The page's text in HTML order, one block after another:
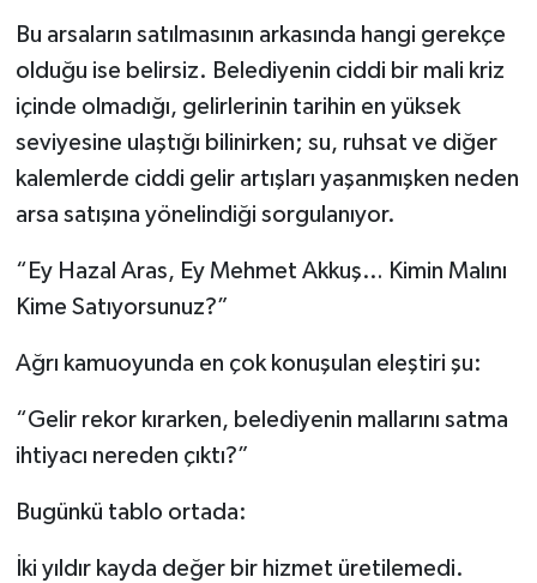
Bu arsaların satılmasının arkasında hangi gerekçe
olduğu ise belirsiz. Belediyenin ciddi bir mali kriz
içinde olmadığı, gelirlerinin tarihin en yüksek
seviyesine ulaştığı bilinirken; su, ruhsat ve diğer
kalemlerde ciddi gelir artışları yaşanmışken neden
arsa satışına yönelindiği sorgulanıyor.
“Ey Hazal Aras, Ey Mehmet Akkuş… Kimin Malını
Kime Satıyorsunuz?”
Ağrı kamuoyunda en çok konuşulan eleştiri şu:
“Gelir rekor kırarken, belediyenin mallarını satma
ihtiyacı nereden çıktı?”
Bugünkü tablo ortada:
İki yıldır kayda değer bir hizmet üretilemedi.